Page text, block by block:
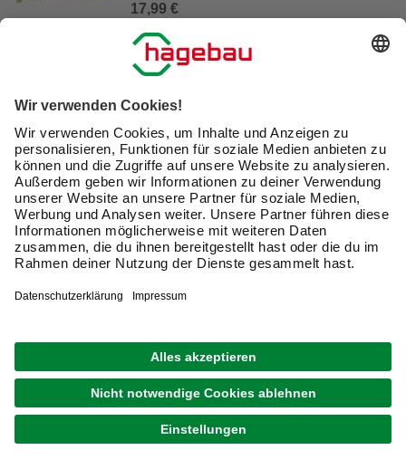
17,99 €
Verfügbarkeit im Markt prüfen
lieferbar
Merken
GECCO
Justierschrauben, TX, 150 Stk., 6 x 90 mm
22,99 €
Verfügbarkeit im Markt prüfen
lieferbar
Zustellung 17.08. - 19.08.
Schrauben online bestellen: So wählst Du
die passenden Schrauben aus